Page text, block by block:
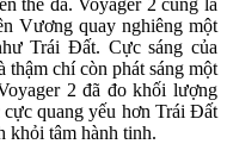
Vương quay nghiêng một
Trái Đất. Cực sáng của
thậm chí còn phát sáng một
2 đã đo khối lượng
cực quang yếu hơn Trái Đất
khỏi tâm hành tinh.